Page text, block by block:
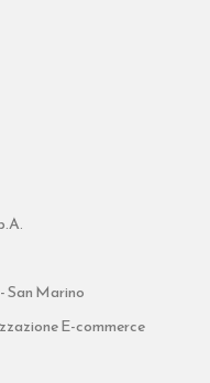
San Marino
E-commerce